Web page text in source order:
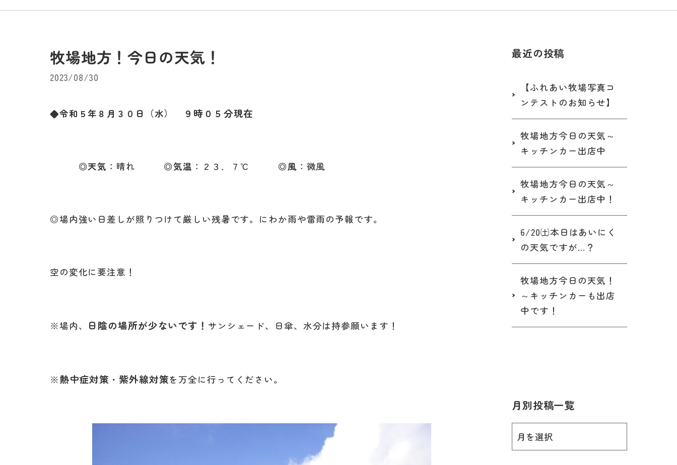
牧場地方！今日の天気！
2023/08/30
◆令和５年８月３０ 日（水） ９時０５分現在
◎天気 ：晴れ ◎気温 ：２３．７℃ ◎風 ：微風
◎場内強い日差しが照りつけて厳しい残暑です。にわか雨や雷雨の予報です。
空の変化に要注意！
※場内、 日陰の場所が少ないです！ サンシェード、日傘、水分は持参願います！
※熱中症対策 ・ 紫外線対策を万全に行ってください。
最近の投稿
【ふれあい牧場写真コ
ンテストのお知らせ】
牧場地方今日の天気～
キッチンカー出店中
牧場地方今日の天気～
キッチンカー出店中！
6/20㈯本日はあいにく
の天気ですが…？
牧場地方今日の天気！
～キッチンカーも出店
中です！
月別投稿一覧